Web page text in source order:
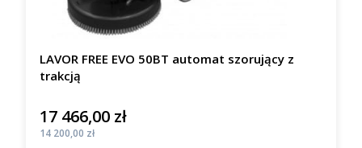
LAVOR FREE EVO 50BT automat szorujący z
trakcją
Cena
17 466,00 zł
Cena
14 200,00 zł